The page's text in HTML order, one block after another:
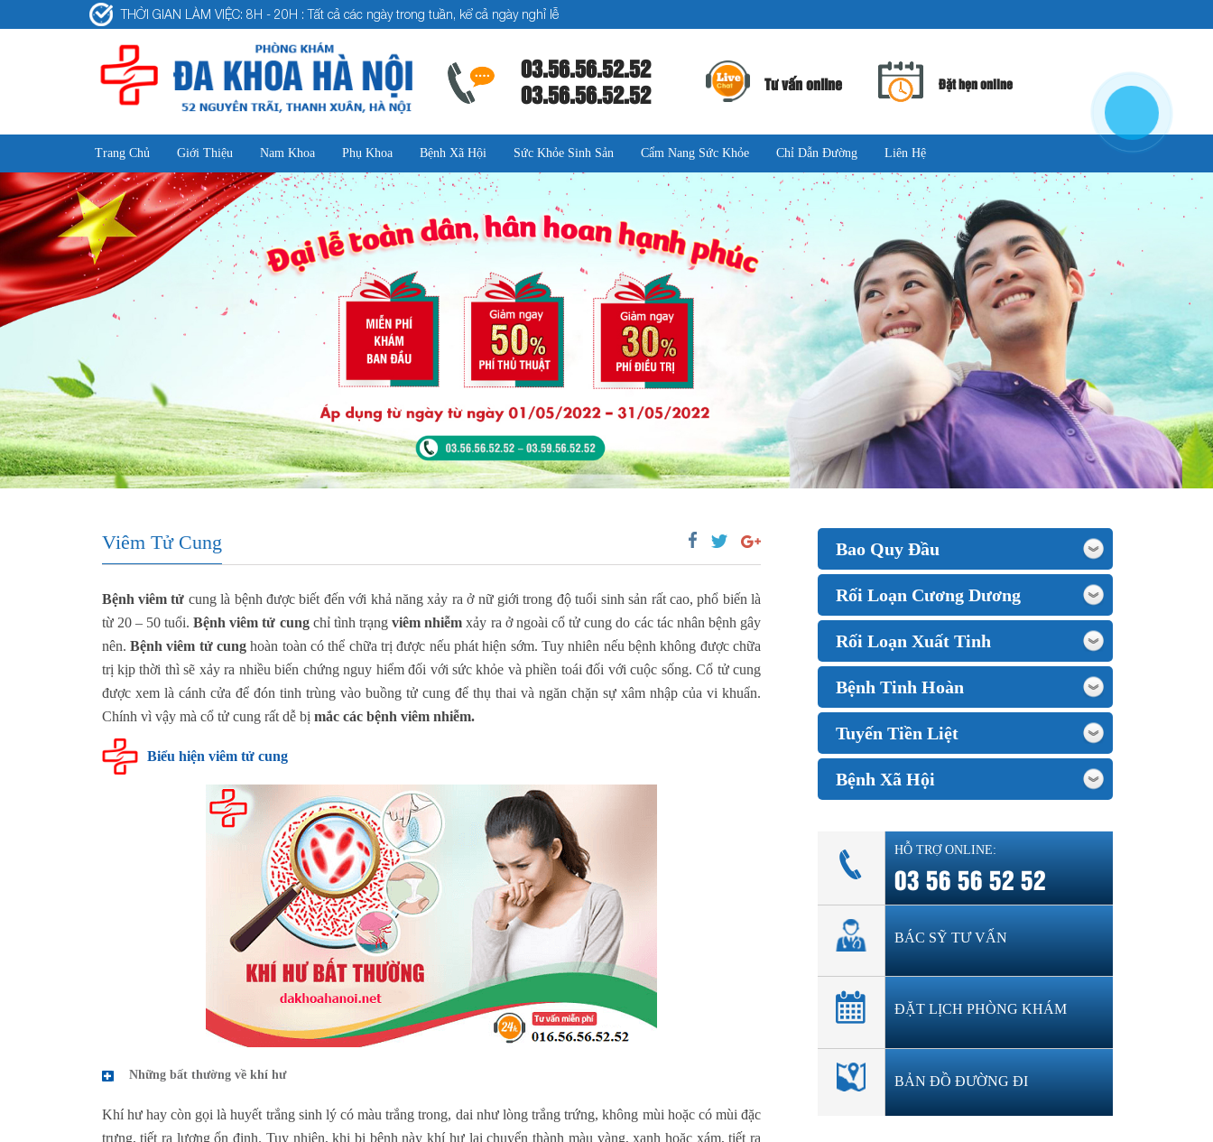
THỜI GIAN LÀM VIỆC: 8H - 20H : Tất cả các ngày trong tuần, kể cả ngày nghỉ lễ
03.56.56.52.52
03.56.56.52.52
Tư vấn online Đặt hẹn online
Trang Chủ Giới Thiệu Nam Khoa Phụ Khoa Bệnh Xã Hội Sức Khỏe Sinh Sản Cẩm Nang Sức Khỏe Chỉ Dẫn Đường Liên Hệ
Viêm Tử Cung
Bệnh viêm tử cung là bệnh được biết đến với khả năng xảy ra ở nữ giới trong độ tuổi sinh sản rất cao, phổ biến là
từ 20 – 50 tuổi.Bệnh viêm tử cungchỉ tình trạngviêm nhiễm xảy ra ở ngoài cổ tử cung do các tác nhân bệnh gây
nên. Bệnh viêm tử cunghoàn toàn có thể chữa trị được nếu phát hiện sớm. Tuy nhiên nếu bệnh không được chữa
trị kịp thời thì sẽ xảy ra nhiều biến chứng nguy hiểm đối với sức khỏe và phiền toái đối với cuộc sống. Cổ tử cung
được xem là cánh cửa để đón tinh trùng vào buồng tử cung để thụ thai và ngăn chặn sự xâm nhập của vi khuẩn.
Chính vì vậy mà cổ tử cung rất dễ bị mắc các bệnh viêm nhiễm.
Biểu hiện viêm tử cung
Những bất thường về khí hư
Khí hư hay còn gọi là huyết trắng sinh lý có màu trắng trong, dai như lòng trắng trứng, không mùi hoặc có mùi đặc
trưng, tiết ra lượng ổn định. Tuy nhiên, khi bị bệnh này khí hư lại chuyển thành màu vàng, xanh hoặc xám, tiết ra
Bao Quy Đầu
Rối Loạn Cương Dương
Rối Loạn Xuất Tinh
Bệnh Tinh Hoàn
Tuyến Tiền Liệt
Bệnh Xã Hội
HỖ TRỢ ONLINE:
03 56 56 52 52
BÁC SỸ TƯ VẤN
ĐẶT LỊCH PHÒNG KHÁM
BẢN ĐỒ ĐƯỜNG ĐI